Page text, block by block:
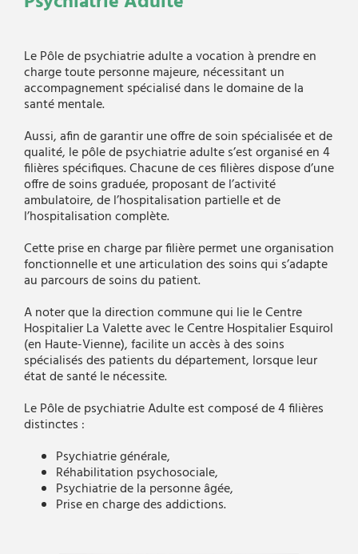
Le Pôle de psychiatrie adulte a vocation à prendre en
charge toute personne majeure, nécessitant un
accompagnement spécialisé dans le domaine de la
santé mentale.
Aussi, afin de garantir une offre de soin spécialisée et de
qualité, le pôle de psychiatrie adulte s’est organisé en 4
filières spécifiques. Chacune de ces filières dispose d’une
offre de soins graduée, proposant de l’activité
ambulatoire, de l’hospitalisation partielle et de
l’hospitalisation complète.
Cette prise en charge par filière permet une organisation
fonctionnelle et une articulation des soins qui s’adapte
au parcours de soins du patient.
A noter que la direction commune qui lie le Centre
Hospitalier La Valette avec le Centre Hospitalier Esquirol
(en Haute-Vienne), facilite un accès à des soins
spécialisés des patients du département, lorsque leur
état de santé le nécessite.
Le Pôle de psychiatrie Adulte est composé de 4 filières
distinctes :
Psychiatrie générale,
Réhabilitation psychosociale,
Psychiatrie de la personne âgée,
Prise en charge des addictions.